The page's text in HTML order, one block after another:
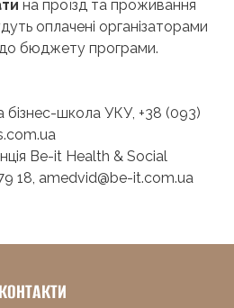
на проїзд та проживання
оплачені організаторами
до бюджету програми.
бізнес-школа УКУ, +38 (093)
Be-it Health & Social
18, amedvid@be-it.com.ua
КОНТАКТИ